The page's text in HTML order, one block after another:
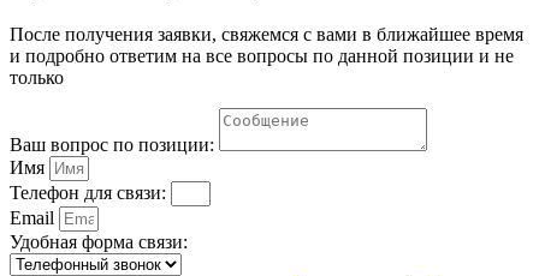
После получения заявки, свяжемся с вами в ближайшее время
и подробно ответим на все вопросы по данной позиции и не
только
Ваш вопрос по позиции:
Имя
Телефон для связи:
Email
Удобная форма связи: